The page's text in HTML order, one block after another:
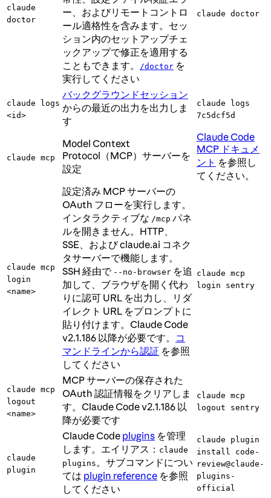
claude
doctor
ー、およびリモートコントロ
ール適格性を含みます。セッ
ション内のセットアップチェ
ックアップで修正を適用する
こともできます。
/doctor を
実行してください
claude doctor
claude logs
<id>
バックグラウンドセッション
からの最近の出力を出力しま
す
claude logs
7c5dcf5d
claude mcp
Model Context
Protocol（MCP）サーバーを
設定
Claude Code
MCP ドキュメ
ント を参照し
てください。
claude mcp
login
<name>
設定済み MCP サーバーの
OAuth フローを実行します。
インタラクティブな /mcp パネ
ルを開きません。HTTP、
SSE、および claude.ai コネク
タサーバーで機能します。
SSH 経由で --no-browser を追
加して、ブラウザを開く代わ
りに認可 URL を出力し、リダ
イレクト URL をプロンプトに
貼り付けます。Claude Code
v2.1.186 以降が必要です。 コ
マンドラインから認証 を参照
してください
claude mcp
login sentry
claude mcp
logout
<name>
MCP サーバーの保存された
OAuth 認証情報をクリアしま
す。Claude Code v2.1.186 以
降が必要です
claude mcp
logout sentry
claude
plugin
Claude Code plugins を管理
します。エイリアス： claude
plugins。サブコマンドについ
ては plugin reference を参照
してください
claude plugin
install code-
review@claude-
plugins-
official